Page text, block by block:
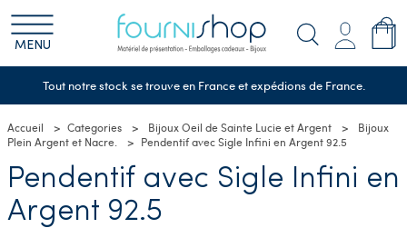
MENU
Tout notre stock se trouve en France et expédions de France.
Accueil Categories Bijoux Oeil de Sainte Lucie et Argent
Bijoux
Plein Argent et Nacre.
Pendentif avec Sigle Infini en Argent 92.5
Pendentif avec Sigle Infini en
Argent 92.5